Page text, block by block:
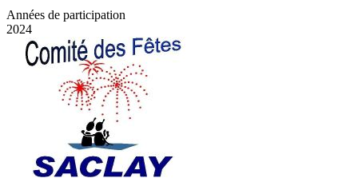
Années de participation
2024